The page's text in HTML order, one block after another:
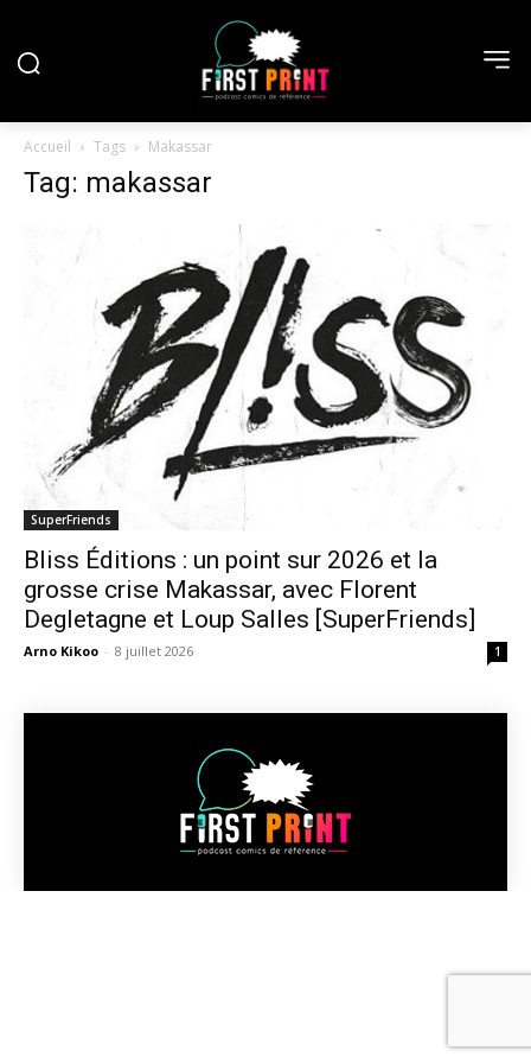
Accueil Tags Makassar
Tag: makassar
SuperFriends
Bliss Éditions : un point sur 2026 et la
grosse crise Makassar, avec Florent
Degletagne et Loup Salles [SuperFriends]
Arno Kikoo - 8 juillet 2026 1